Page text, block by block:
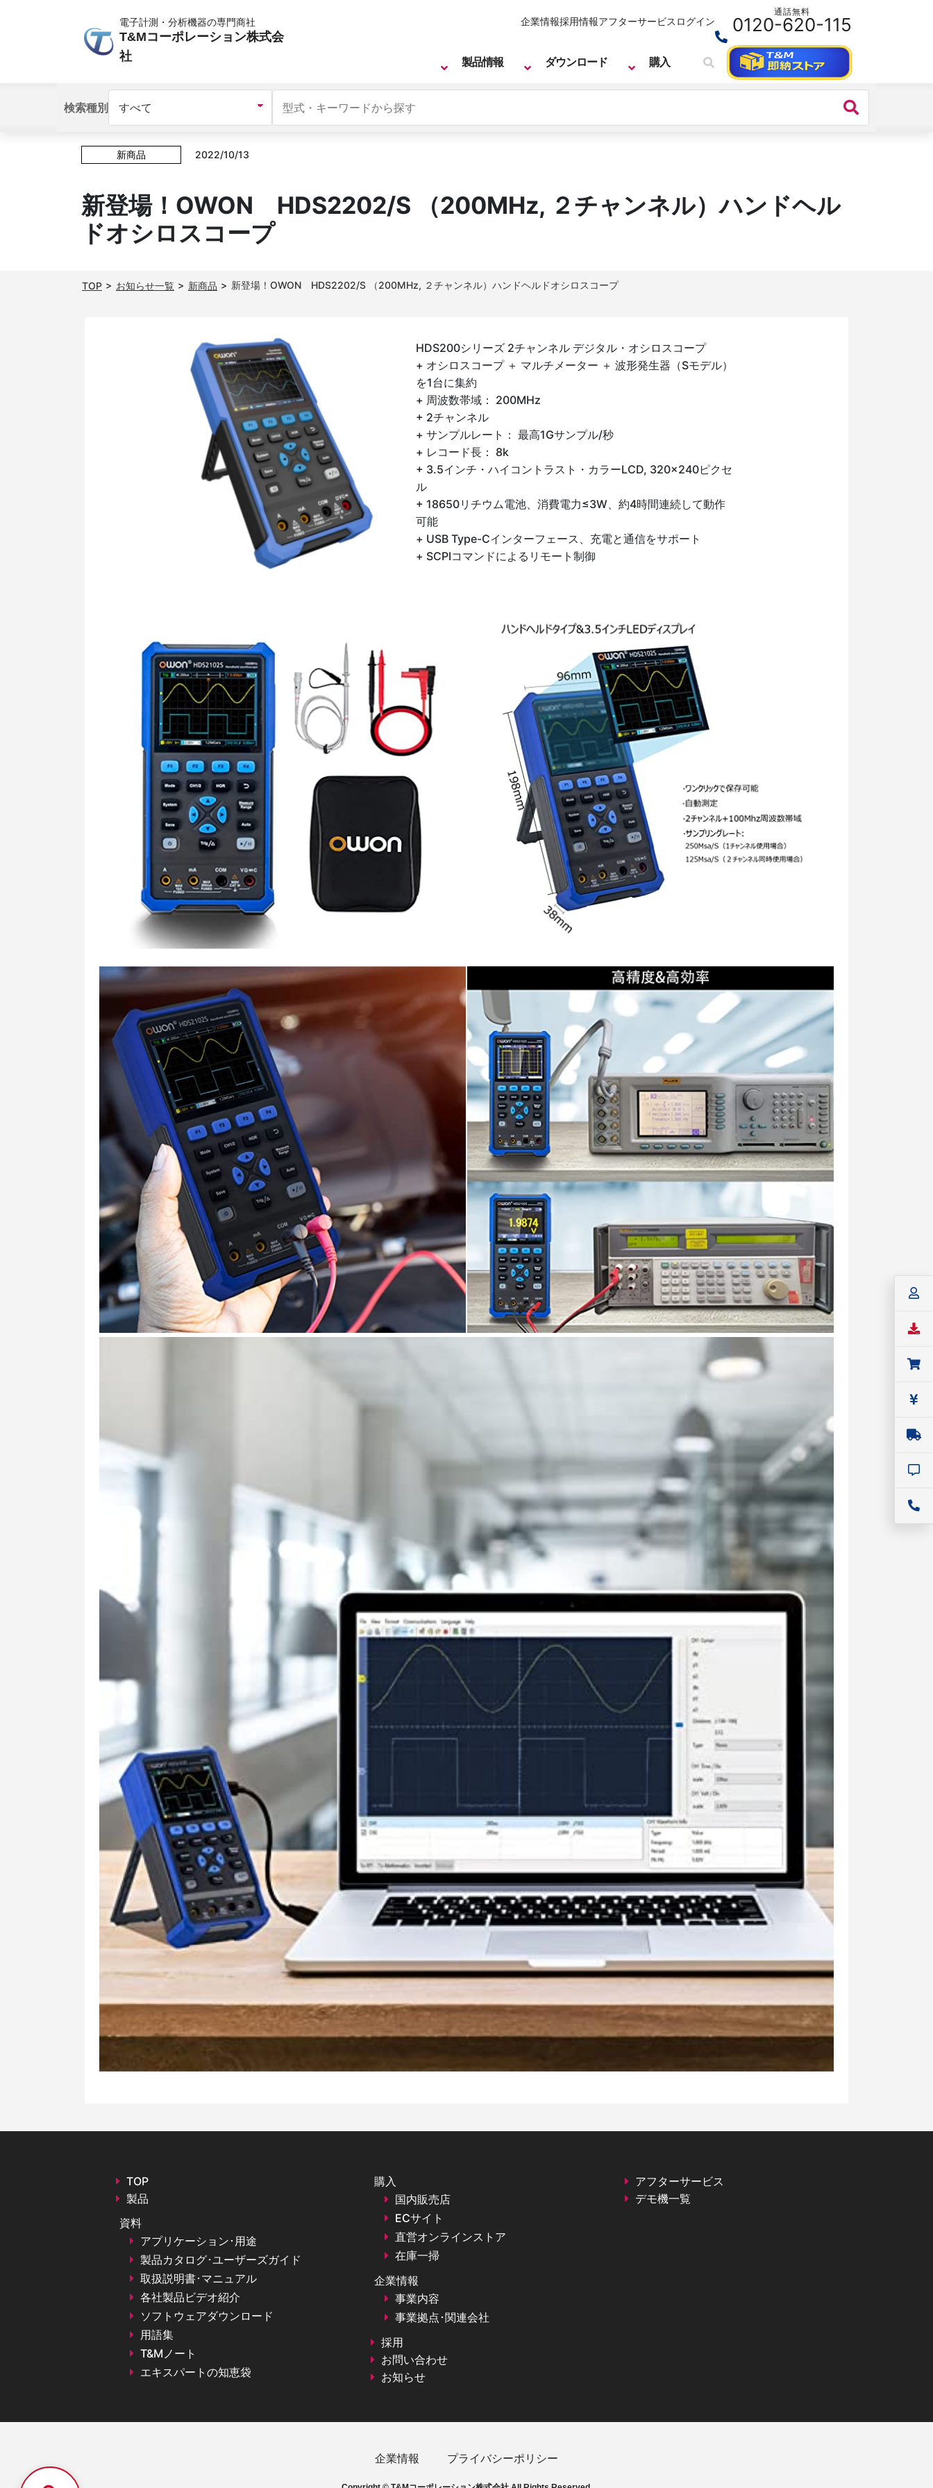
電子計測・分析機器の専門商社
T&Mコーポレーション株式会
社
製品情報 ダウンロード 購入
検索種別
企業情報採用情報アフターサービス ログイン
通話無料
0120-620-115
新商品 2022/10/13
新登場！OWON HDS2202/S （200MHz, ２チャンネル）ハンドヘル
ドオシロスコープ
TOP お知らせ一覧 新商品 新登場！OWON HDS2202/S （200MHz, ２チャンネル）ハンドヘルドオシロスコープ
HDS200シリーズ 2チャンネル デジタル・オシロスコープ
+ オシロスコープ ＋ マルチメーター ＋ 波形発生器（Sモデル）
を1台に集約
+ 周波数帯域： 200MHz
+ 2チャンネル
+ サンプルレート： 最高1Gサンプル/秒
+ レコード長： 8k
+ 3.5インチ・ハイコントラスト・カラーLCD, 320x240ピクセ
ル
+ 18650リチウム電池、消費電力≤3W、約4時間連続して動作
可能
+ USB Type-Cインターフェース、充電と通信をサポート
+ SCPIコマンドによるリモート制御
TOP
製品
資料
アプリケーション･用途
製品カタログ･ユーザーズガイド
取扱説明書･マニュアル
各社製品ビデオ紹介
ソフトウェアダウンロード
用語集
T&Mノート
エキスパートの知恵袋
購入
国内販売店
ECサイト
直営オンラインストア
在庫一掃
企業情報
事業内容
事業拠点･関連会社
採用
お問い合わせ
お知らせ
アフターサービス
デモ機一覧
企業情報 プライバシーポリシー